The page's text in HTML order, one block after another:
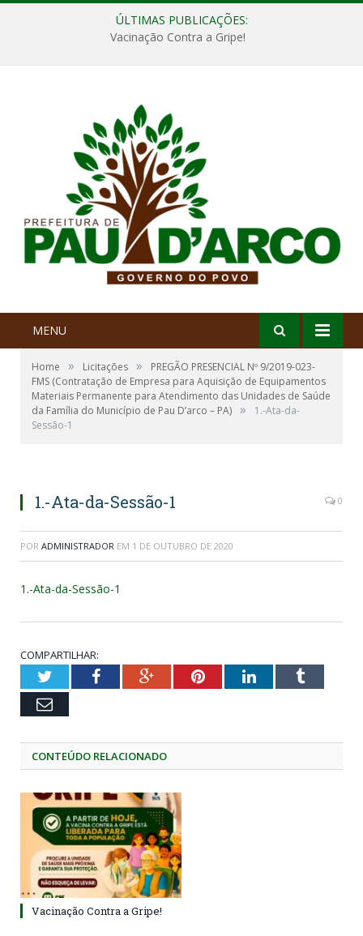
ÚLTIMAS PUBLICAÇÕES:
Vacinação Contra a Gripe!
MENU
Home » Licitações »
PREGÃO PRESENCIAL Nº 9/2019-023-
FMS (Contratação de Empresa para Aquisição de Equipamentos
Materiais Permanente para Atendimento das Unidades de Saúde
da Família do Município de Pau D’arco – PA) »
1.-Ata-da-
Sessão-1
1.-Ata-da-Sessão-1 0
POR ADMINISTRADOR EM 1 DE OUTUBRO DE 2020
1.-Ata-da-Sessão-1
COMPARTILHAR:
TwitterFacebookGoogle+PinterestLinkedInTumblr
Email
CONTEÚDO RELACIONADO
Vacinação Contra a Gripe!